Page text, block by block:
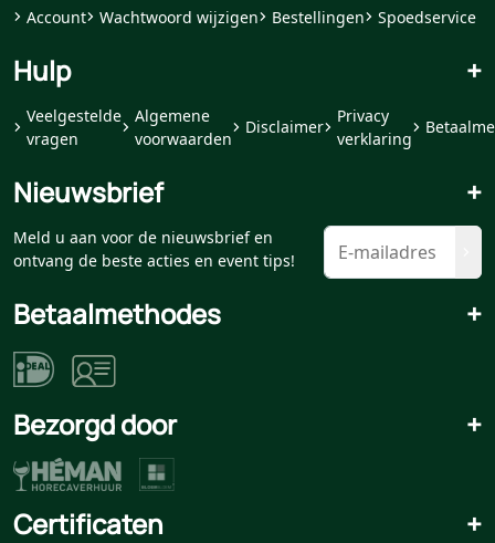
Account Wachtwoord wijzigen Bestellingen Spoedservice
Hulp +
Veelgestelde
vragen
Algemene
voorwaarden
Disclaimer
Privacy
verklaring
Nieuwsbrief +
Meld u aan voor de nieuwsbrief en
ontvang de beste acties en event tips!
Betaalmethodes +
Bezorgd door +
Certificaten +